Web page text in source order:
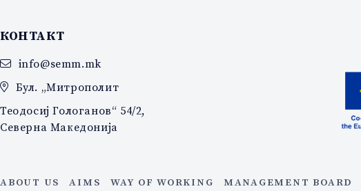
КОНТАКТ
info@semm.mk
Бул. „Митрополит
Теодосиј Гологанов“ 54/2,
Северна Македонија
ABOUT US AIMS WAY OF WORKING MANAGEMENT BOARD